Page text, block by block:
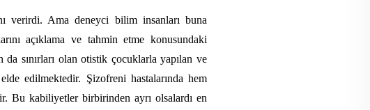
verirdi. Ama deneyci bilim insanları buna
açıklama ve tahmin etme konusundaki
sınırları olan otistik çocuklarla yapılan ve
edilmektedir. Şizofreni hastalarında hem
Bu kabiliyetler birbirinden ayrı olsalardı en